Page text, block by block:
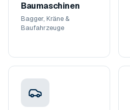
Baumaschinen
Bagger, Kräne &
Baufahrzeuge